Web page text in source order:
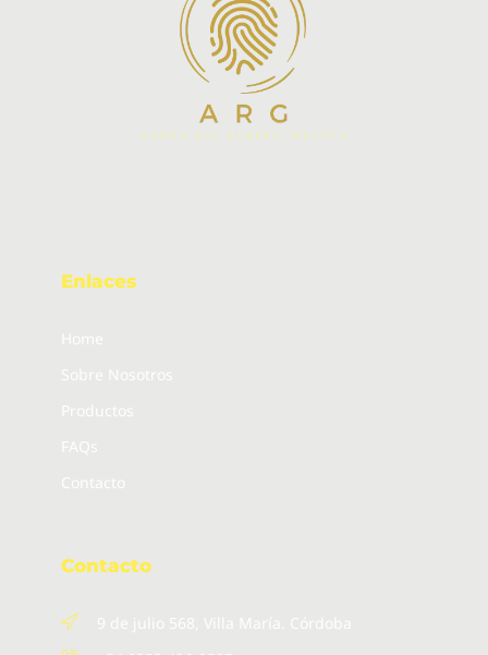
Enlaces
Home
Sobre Nosotros
Productos
FAQs
Contacto
Contacto
9 de julio 568, Villa María. Córdoba